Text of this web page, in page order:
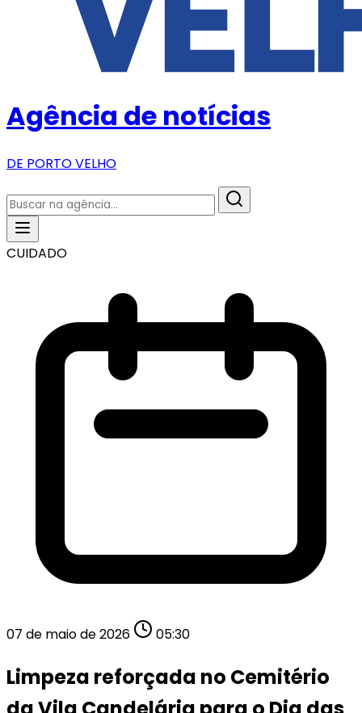
Agência de notícias
DE PORTO VELHO
CUIDADO
07 de maio de 2026 05:30
Limpeza reforçada no Cemitério